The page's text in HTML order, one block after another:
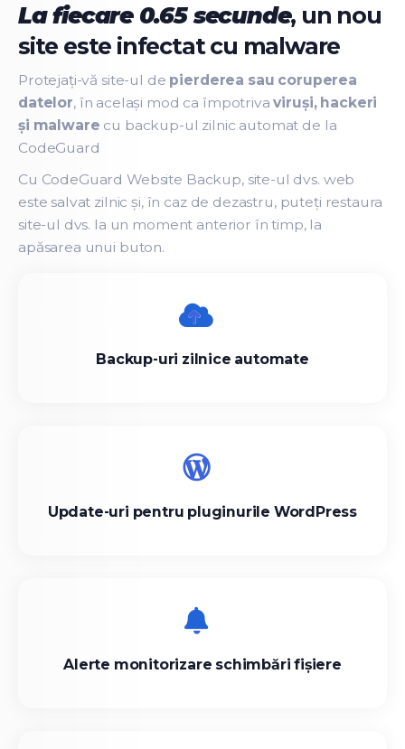
La fiecare 0.65 secunde, un nou
site este infectat cu malware
Protejați-vă site-ul de pierderea sau coruperea
datelor, în același mod ca împotrivaviruși, hackeri
și malware cu backup-ul zilnic automat de la
CodeGuard
Cu CodeGuard Website Backup, site-ul dvs. web
este salvat zilnic și, în caz de dezastru, puteți restaura
site-ul dvs. la un moment anterior în timp, la
apăsarea unui buton.
Backup-uri zilnice automate
Update-uri pentru pluginurile WordPress
Alerte monitorizare schimbări fișiere